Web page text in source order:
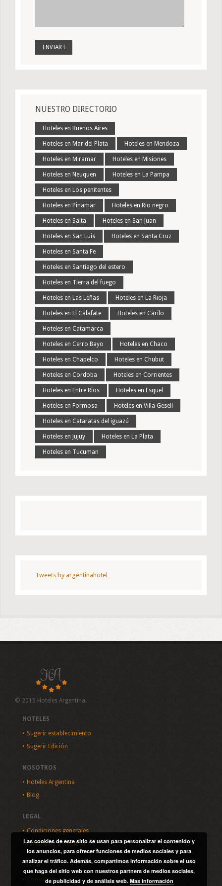
NUESTRO DIRECTORIO
Hoteles en Buenos Aires
Hoteles en Mar del Plata Hoteles en Mendoza
Hoteles en Miramar Hoteles en Misiones
Hoteles en Neuquen Hoteles en La Pampa
Hoteles en Los penitentes
Hoteles en Pinamar Hoteles en Rio negro
Hoteles en Salta Hoteles en San Juan
Hoteles en San Luis Hoteles en Santa Cruz
Hoteles en Santa Fe
Hoteles en Santiago del estero
Hoteles en Tierra del fuego
Hoteles en Las Leñas Hoteles en La Rioja
Hoteles en El Calafate Hoteles en Carilo
Hoteles en Catamarca
Hoteles en Cerro Bayo Hoteles en Chaco
Hoteles en Chapelco Hoteles en Chubut
Hoteles en Cordoba Hoteles en Corrientes
Hoteles en Entre Rios Hoteles en Esquel
Hoteles en Formosa Hoteles en Villa Gesell
Hoteles en Cataratas del iguazú
Hoteles en Jujuy Hoteles en La Plata
Hoteles en Tucuman
Tweets by argentinahotel_
© 2015 Hoteles Argentina.
HOTELES
Sugerir establecimiento
Sugerir Edición
NOSOTROS
Hoteles Argentina
Blog
LEGAL
Condiciones generales
Política de privacidad
SITIO
Consultas
Las cookies de este sitio se usan para personalizar el contenido y
los anuncios, para ofrecer funciones de medios sociales y para
analizar el tráfico. Además, compartimos información sobre el uso
que haga del sitio web con nuestros partners de medios sociales,
de publicidad y de análisis web. Mas información